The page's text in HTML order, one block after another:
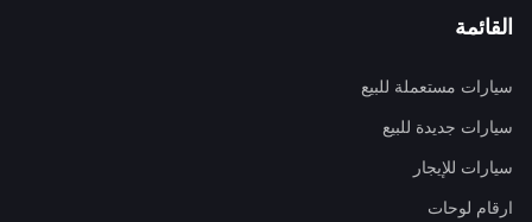
القائمة
سيارات مستعملة للبيع
سيارات جديدة للبيع
سيارات للإيجار
ارقام لوحات